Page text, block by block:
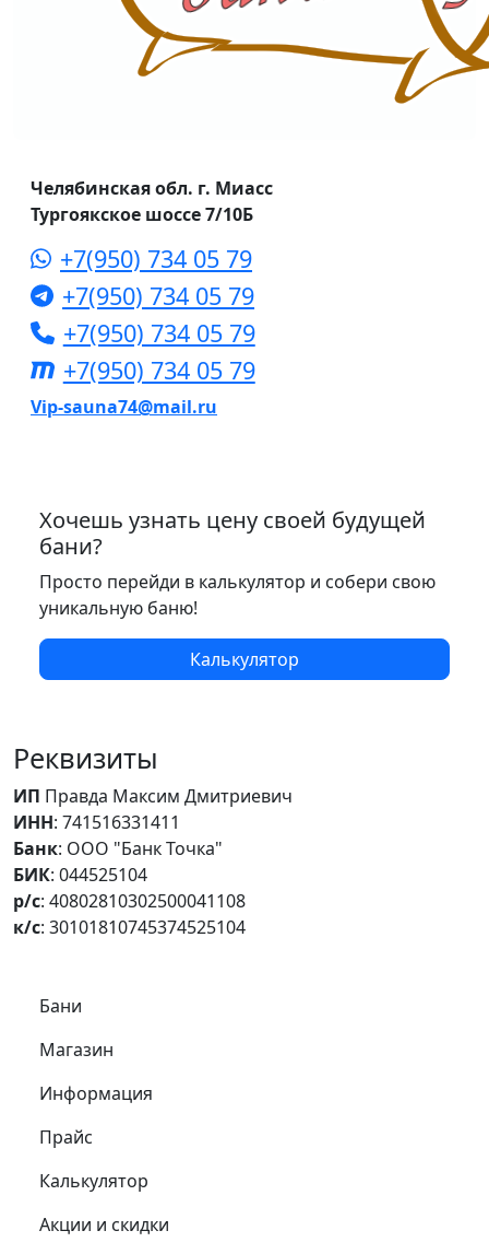
Челябинская обл. г. Миасс
Тургоякское шоссе 7/10Б
+7(950) 734 05 79
+7(950) 734 05 79
+7(950) 734 05 79
+7(950) 734 05 79
Vip-sauna74@mail.ru
Хочешь узнать цену своей будущей
бани?
Просто перейди в калькулятор и собери свою
уникальную баню!
Калькулятор
Реквизиты
ИП Правда Максим Дмитриевич
ИНН: 741516331411
Банк: ООО "Банк Точка"
БИК: 044525104
р/с: 40802810302500041108
к/с: 30101810745374525104
Самое важное
Бани
Магазин
Информация
Прайс
Калькулятор
Акции и скидки